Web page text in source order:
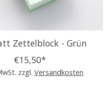
Zettelblock - Grün
€15,50*
zzgl.Versandkosten